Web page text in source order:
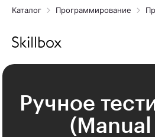
Каталог Программирование
Ручное
(Manual